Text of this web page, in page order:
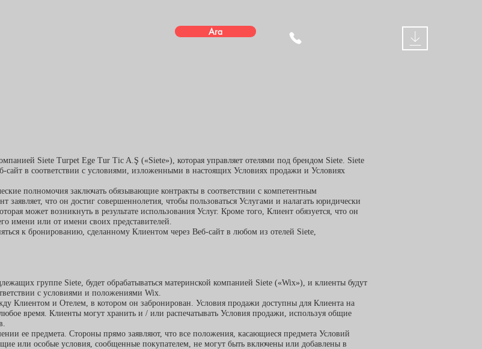
Ara
Siete Turpet Ege Tur Tic A.Ş («Siete»), которая управляет отелями под брендом Siete. Siete
сайт в соответствии с условиями, изложенными в настоящих Условиях продажи и Условиях
полномочия заключать обязывающие контракты в соответствии с компетентным
заявляет, что он достиг совершеннолетия, чтобы пользоваться Услугами и налагать юридически
может возникнуть в результате использования Услуг. Кроме того, Клиент обязуется, что он
имени или от имени своих представителей.
к бронированию, сделанному Клиентом через Веб-сайт в любом из отелей Siete,
группе Siete, будет обрабатываться материнской компанией Siete («Wix»), и клиенты будут
с условиями и положениями Wix.
Клиентом и Отелем, в котором он забронирован. Условия продажи доступны для Клиента на
время. Клиенты могут хранить и / или распечатывать Условия продажи, используя общие
ее предмета. Стороны прямо заявляют, что все положения, касающиеся предмета Условий
или особые условия, сообщенные покупателем, не могут быть включены или добавлены в